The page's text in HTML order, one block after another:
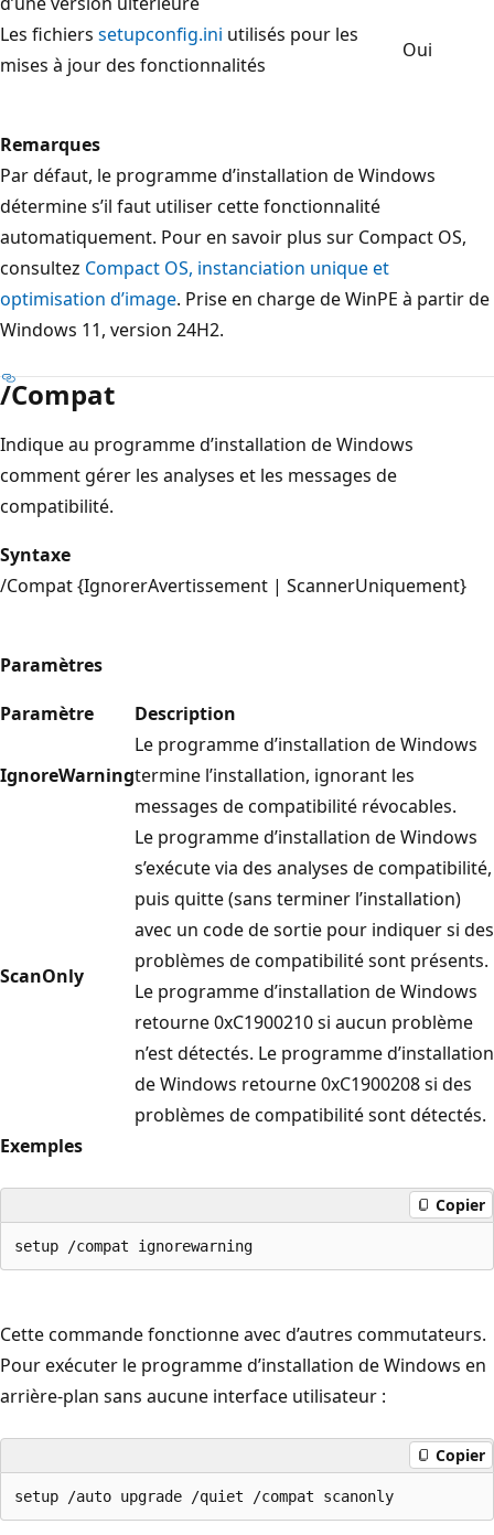
Les fichiers setupconfig.ini utilisés pour les
mises à jour des fonctionnalités
Oui
Remarques
Par défaut, le programme d’installation de Windows
détermine s’il faut utiliser cette fonctionnalité
automatiquement. Pour en savoir plus sur Compact OS,
consultez Compact OS, instanciation unique et
optimisation d’image. Prise en charge de WinPE à partir de
Windows 11, version 24H2.
/Compat
Indique au programme d’installation de Windows
comment gérer les analyses et les messages de
compatibilité.
Syntaxe
/Compat {IgnorerAvertissement | ScannerUniquement}
Paramètres
Paramètre
Description
IgnoreWarning
Le programme d’installation de Windows
termine l’installation, ignorant les
messages de compatibilité révocables.
ScanOnly
Le programme d’installation de Windows
s’exécute via des analyses de compatibilité,
puis quitte (sans terminer l’installation)
avec un code de sortie pour indiquer si des
problèmes de compatibilité sont présents.
Le programme d’installation de Windows
retourne 0xC1900210 si aucun problème
n’est détectés. Le programme d’installation
de Windows retourne 0xC1900208 si des
problèmes de compatibilité sont détectés.
Exemples
Copier
Cette commande fonctionne avec d’autres commutateurs.
Pour exécuter le programme d’installation de Windows en
arrière-plan sans aucune interface utilisateur :
Copier